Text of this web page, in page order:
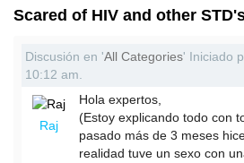
Scared of HIV and other
Discusión en 'All Categories' Iniciado
10:12 am.
Raj
Hola expertos,
(Estoy explicando todo con
pasado más de 3 meses
realidad tuve un sexo con